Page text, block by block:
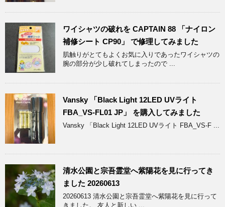
ワイシャツの破れを CAPTAIN 88 「ナイロン
補修シート CP90」 で修理してみました
肌触りがとてもよくお気に入りであったワイシャツの
腕の部分が少し破れてしまったので ...
Vansky 「Black Light 12LED UVライト
FBA_VS-FL01 JP」 を購入してみました
Vansky 「Black Light 12LED UVライト FBA_VS-F ...
清水公園と宗吾霊堂へ紫陽花を見に行ってき
ました 20260613
20260613 清水公園と宗吾霊堂へ紫陽花を見に行って
きました。 友人と新しい ...